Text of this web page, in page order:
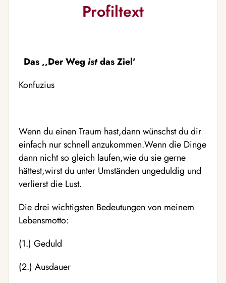
Profiltext
Das ,,Der Weg istdas Ziel'
Konfuzius
Wenn du einen Traum hast,dann wünschst du dir
einfach nur schnell anzukommen.Wenn die Dinge
dann nicht so gleich laufen,wie du sie gerne
hättest,wirst du unter Umständen ungeduldig und
verlierst die Lust.
Die drei wichtigsten Bedeutungen von meinem
Lebensmotto:
(1.) Geduld
(2.) Ausdauer